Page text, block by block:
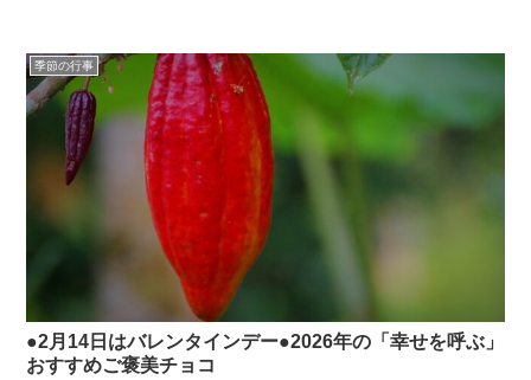
季節の行事
●2月14日はバレンタインデー●2026年の「幸せを呼ぶ」
おすすめご褒美チョコ